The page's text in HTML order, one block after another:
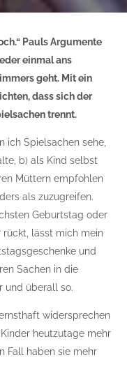
Pauls Argumente
einmal ans
geht. Mit ein
dass sich der
trennt.
ich Spielsachen sehe,
b) als Kind selbst
Müttern empfohlen
als zuzugreifen.
Geburtstag oder
rückt, lässt mich mein
und
Sachen in die
und überall so.
widersprechen
heutzutage mehr
Fall haben sie mehr